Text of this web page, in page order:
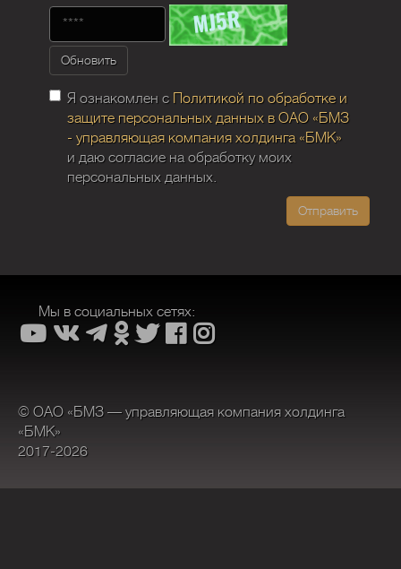
Обновить
Я ознакомлен с Политикой по обработке и
защите персональных данных в ОАО «БМЗ
- управляющая компания холдинга «БМК»
и даю согласие на обработку моих
персональных данных.
Отправить
Мы в социальных сетях:
© ОАО «БМЗ — управляющая компания холдинга
«БМК»
2017-2026